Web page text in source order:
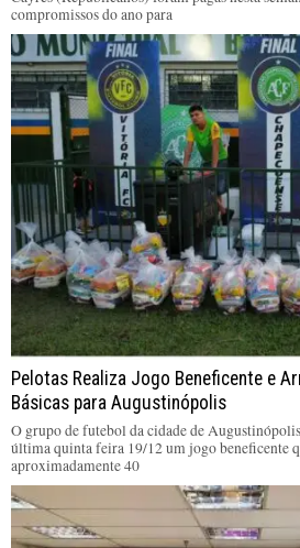
compromissos do ano para
Pelotas Realiza Jogo Beneficente e
Básicas para Augustinópolis
O grupo de futebol da cidade de
última quinta feira 19/12 um jogo beneficente
aproximadamente 40